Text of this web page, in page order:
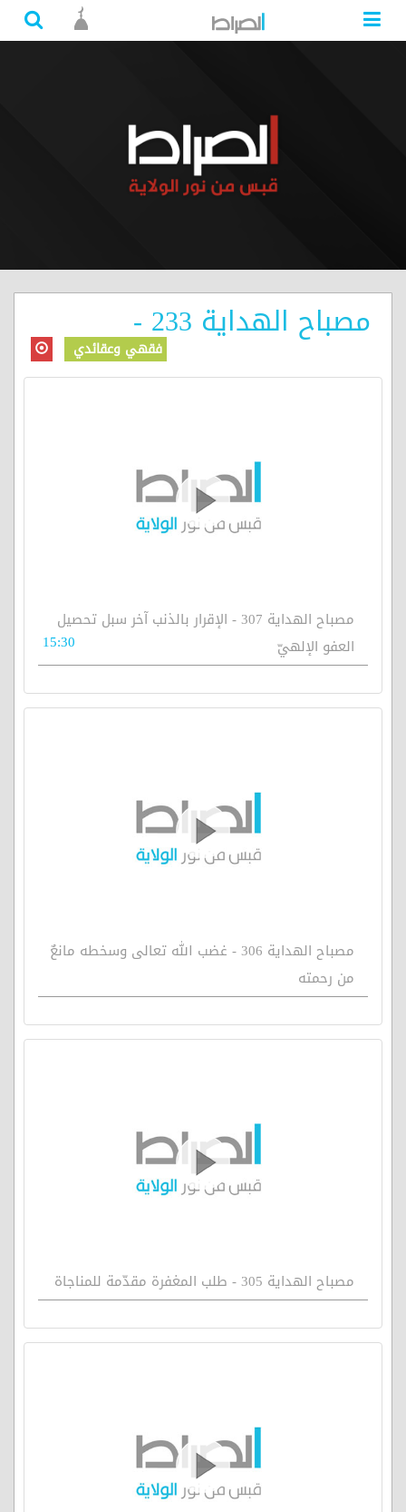
مصباح الهداية 233 -
فقهي وعقائدي
مصباح الهداية 307 - الإقرار بالذنب آخر سبل تحصيل
العفو الإلهيّ
15:30
مصباح الهداية 306 - غضب الله تعالى وسخطه مانعٌ
من رحمته
مصباح الهداية 305 - طلب المغفرة مقدّمة للمناجاة